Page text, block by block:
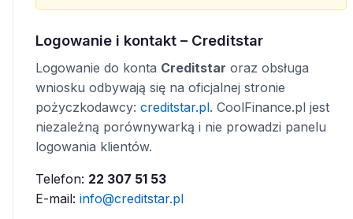
Logowanie i kontakt – Creditstar
Logowanie do konta Creditstar oraz obsługa
wniosku odbywają się na oficjalnej stronie
pożyczkodawcy: creditstar.pl. CoolFinance.pl jest
niezależną porównywarką i nie prowadzi panelu
logowania klientów.
Telefon: 22 307 51 53
E-mail: info@creditstar.pl